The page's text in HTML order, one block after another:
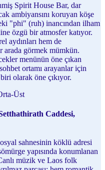
Spirit House Bar, dar
ambiyansını koruyan köşe
"phi" (ruh) inancından ilham
özgü bir atmosfer katıyor.
aydınları hem de
arada görmek mümkün.
menünün öne çıkan
ortamı arayanlar için
olarak öne çıkıyor.
Üst
Caddesi,
sahnesinin köklü adresi
yapısında konumlanan
müzik ve Laos folk